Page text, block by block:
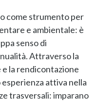
come strumento per
e ambientale: è
senso di
Attraverso la
la rendicontazione
attiva nella
trasversali: imparano